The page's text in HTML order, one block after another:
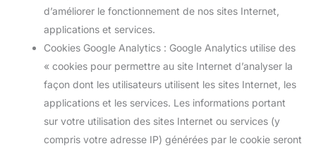
d’améliorer le fonctionnement de nos sites Internet,
applications et services.
Cookies Google Analytics : Google Analytics utilise des
« cookies pour permettre au site Internet d’analyser la
façon dont les utilisateurs utilisent les sites Internet, les
applications et les services. Les informations portant
sur votre utilisation des sites Internet ou services (y
compris votre adresse IP) générées par le cookie seront